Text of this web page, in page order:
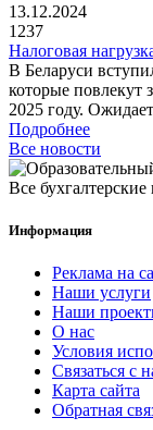
13.12.2024
1237
Налоговая
В Беларуси
которые повлекут
2025 году.
Подробнее
Все новости
Все
Информация
Реклама на
Наши услуги
Наши
О нас
Условия
Связаться с
Карта сайта
Обратная